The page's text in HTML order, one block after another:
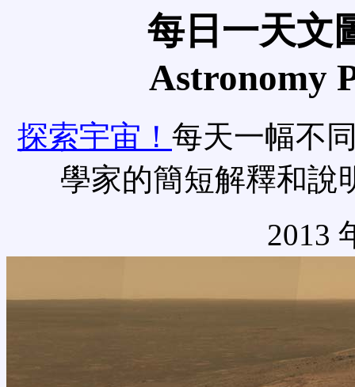
每日一天文
Astronomy
探索宇宙！ 每天一幅不
學家的簡短解釋和說
2013